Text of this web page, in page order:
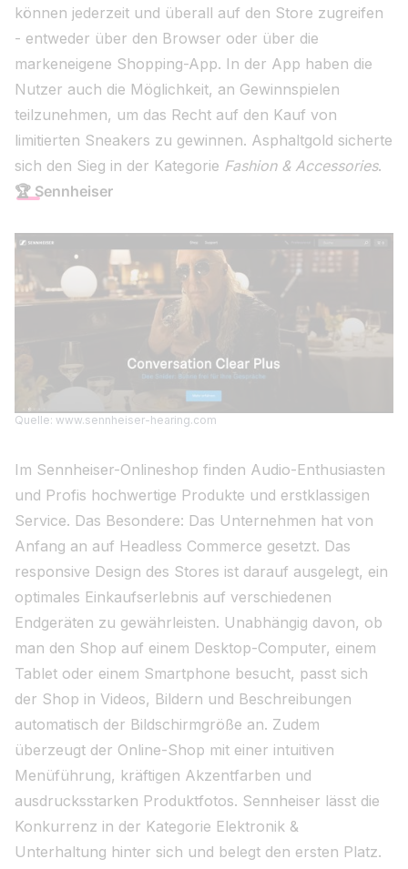
können jederzeit und überall auf den Store zugreifen
- entweder über den Browser oder über die
markeneigene Shopping-App. In der App haben die
Nutzer auch die Möglichkeit, an Gewinnspielen
teilzunehmen, um das Recht auf den Kauf von
limitierten Sneakers zu gewinnen. Asphaltgold sicherte
sich den Sieg in der Kategorie Fashion & Accessories.
🏆 Sennheiser
Quelle: www.sennheiser-hearing.com
Im Sennheiser-Onlineshop finden Audio-Enthusiasten
und Profis hochwertige Produkte und erstklassigen
Service. Das Besondere: Das Unternehmen hat von
Anfang an auf Headless Commerce gesetzt. Das
responsive Design des Stores ist darauf ausgelegt, ein
optimales Einkaufserlebnis auf verschiedenen
Endgeräten zu gewährleisten. Unabhängig davon, ob
man den Shop auf einem Desktop-Computer, einem
Tablet oder einem Smartphone besucht, passt sich
der Shop in Videos, Bildern und Beschreibungen
automatisch der Bildschirmgröße an. Zudem
überzeugt der Online-Shop mit einer intuitiven
Menüführung, kräftigen Akzentfarben und
ausdrucksstarken Produktfotos. Sennheiser lässt die
Konkurrenz in der Kategorie Elektronik &
Unterhaltung hinter sich und belegt den ersten Platz.